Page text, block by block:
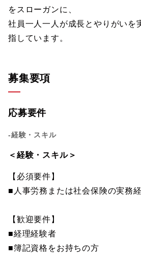
をスローガンに、
社員一人一人が成長とやりがいを
指しています。
募集要項
応募要件
-経験・スキル
＜経験・スキル＞
【必須要件】
■人事労務または社会保険の実務
【歓迎要件】
■経理経験者
■簿記資格をお持ちの方